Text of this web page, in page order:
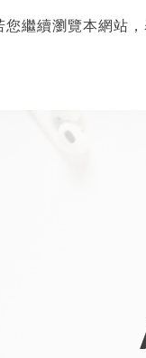
繼續瀏覽本網站